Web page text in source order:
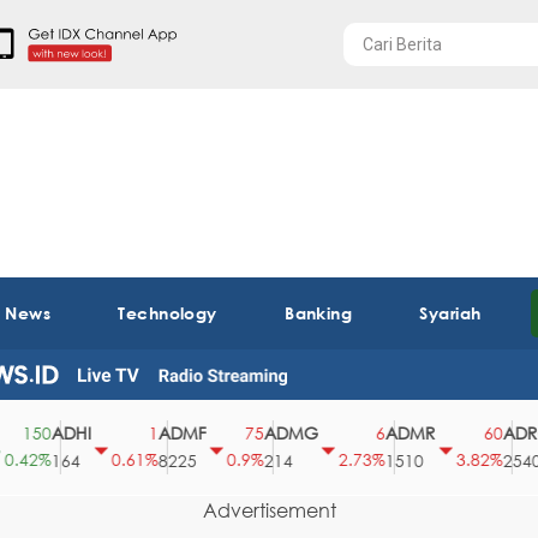
Technology Banking Syariah
ADHI
164
0.61%
ADMF
8225
0.9%
ADMG
214
2.73%
ADMR
1510
3.82%
ADRO
2540
Advertisement